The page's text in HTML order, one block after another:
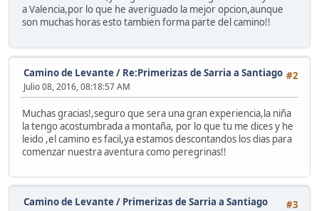
a Valencia,por lo que he averiguado la mejor opcion,aunque
son muchas horas esto tambien forma parte del camino!!
#2
Camino de Levante/ Re:Primerizas de Sarria a Santiago
Julio 08, 2016, 08:18:57 AM
Muchas gracias!,seguro que sera una gran experiencia,la niña
la tengo acostumbrada a montaña, por lo que tu me dices y he
leido ,el camino es facil,ya estamos descontandos los dias para
comenzar nuestra aventura como peregrinas!!
#3
Camino de Levante/ Primerizas de Sarria a Santiago